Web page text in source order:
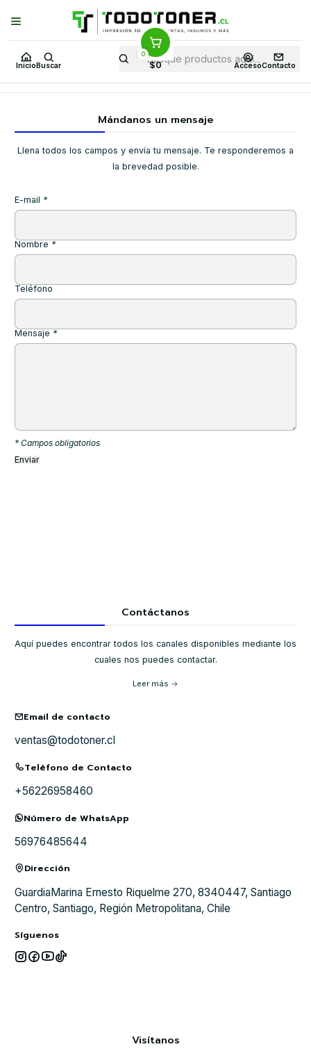
Inicio Buscar
0
$0 AccesoContacto
Puedes Elegir: Comprar enTienda· Despachoa Todo Chile · Retiro en
Tienda en24 Horas
Inicio Contacto
Mándanos un mensaje
Llena todos los campos y envía tu mensaje. Te responderemos a
la brevedad posible.
E-mail *
Nombre *
Teléfono
Mensaje *
* Campos obligatorios
Contáctanos
Aquí puedes encontrar todos los canales disponibles mediante los
cuales nos puedes contactar.
Leer más
Email de contacto
ventas@todotoner.cl
Teléfono de Contacto
+56226958460
Número de WhatsApp
56976485644
Dirección
GuardiaMarina Ernesto Riquelme 270, 8340447, Santiago
Centro, Santiago, Región Metropolitana, Chile
Síguenos
Visítanos